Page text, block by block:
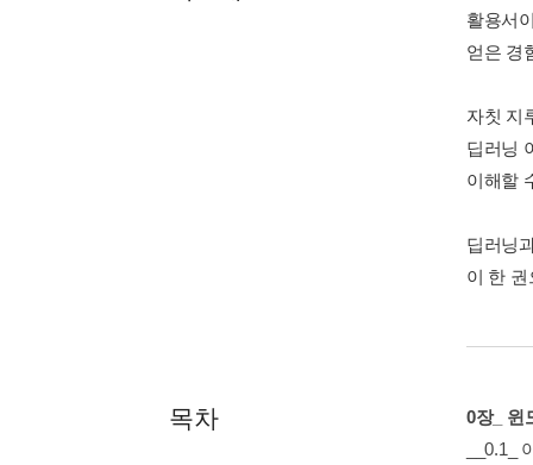
활용서
얻은 경
자칫 지
딥러닝
이해할
딥러닝
이 한
목차
0장_ 윈
__0.1_